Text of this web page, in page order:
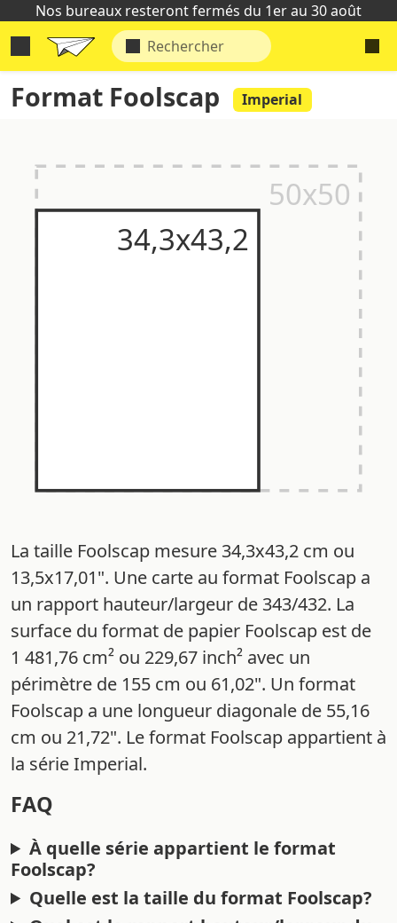
Nos bureaux resteront fermés du 1er au 30 août
Format Foolscap Imperial
La taille Foolscap mesure 34,3x43,2 cm ou
13,5x17,01". Une carte au format Foolscap a
un rapport hauteur/largeur de 343/432. La
surface du format de papier Foolscap est de
1 481,76 cm² ou 229,67 inch² avec un
périmètre de 155 cm ou 61,02". Un format
Foolscap a une longueur diagonale de 55,16
cm ou 21,72". Le format Foolscap appartient à
la série Imperial.
FAQ
À quelle série appartient le format
Foolscap?
Quelle est la taille du format Foolscap?